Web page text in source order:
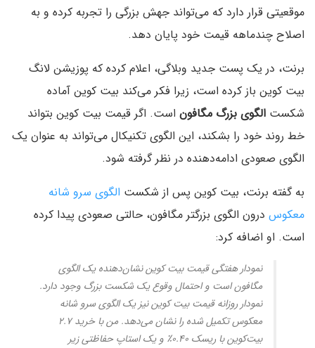
موقعیتی قرار دارد که می‌تواند جهش بزرگی را تجربه کرده و به
اصلاح چندماهه قیمت خود پایان دهد.
برنت، در یک پست جدید وبلاگی، اعلام کرده که پوزیشن‌‌ لانگ
بیت‌ کوین باز کرده است، زیرا فکر می‌کند بیت کوین آماده‌
شکست الگوی بزرگ مگافون است. اگر قیمت بیت کوین بتواند
خط روند خود را بشکند، این الگوی تکنیکال می‌تواند به عنوان یک
الگوی صعودی ادامه‌دهنده در نظر گرفته شود.
به گفته برنت، بیت‌ کوین پس از شکست الگوی سرو شانه
معکوس درون الگوی بزرگتر مگافون، حالتی صعودی پیدا کرده
است. او اضافه کرد:
نمودار هفتگی قیمت بیت کوین نشان‌دهنده یک الگوی
مگافون است و احتمال وقوع یک شکست بزرگ وجود دارد.
نمودار روزانه قیمت بیت کوین نیز یک الگوی سرو شانه
معکوس تکمیل شده را نشان می‌دهد. من با خرید ۲.۷
بیت‌کوین با ریسک ۰.۴۰٪ و یک استاپ حفاظتی زیر